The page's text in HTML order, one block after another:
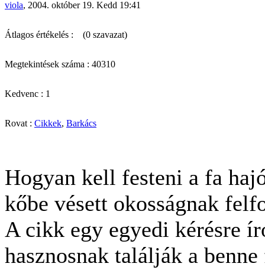
viola, 2004. október 19. Kedd 19:41
Átlagos értékelés : (0 szavazat)
Megtekintések száma : 40310
Kedvenc : 1
Rovat : Cikkek, Barkács
Hogyan kell festeni a fa
kőbe vésett okosságnak
A cikk egy egyedi kérésre
hasznosnak találják a